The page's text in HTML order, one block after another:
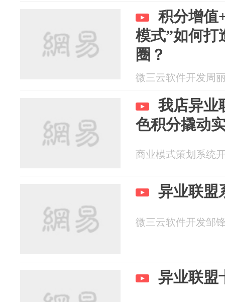
积分增值
模式”如何打
圈？
微三云软件开发周
我店异业
色积分撬动
商业模式策划系统
异业联盟
微三云软件开发邹
异业联盟